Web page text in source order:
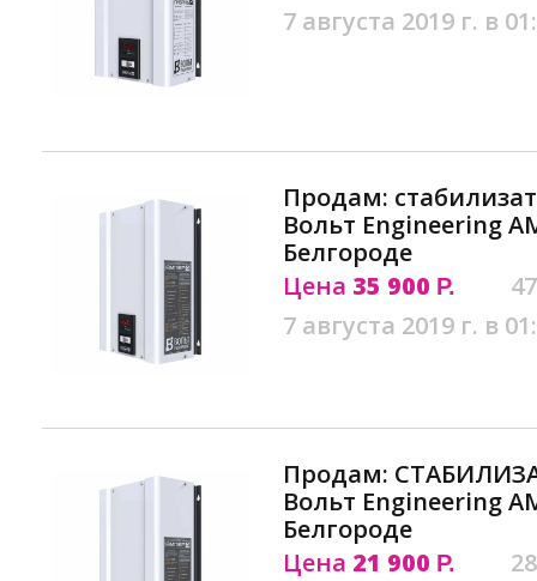
7 августа 2019 г. в
Продам:
Вольт Engineering
Белгороде
Цена 35 900 Р.
7 августа 2019 г. в
Продам:
Вольт Engineering
Белгороде
Цена 21 900 Р.